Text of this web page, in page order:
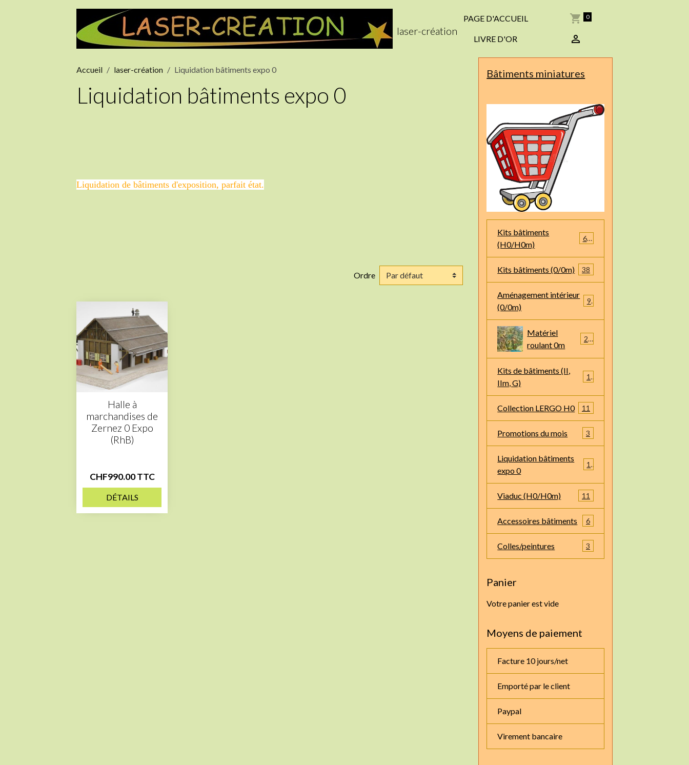
laser-création
PAGE D'ACCUEIL
LIVRE D'OR
0
Accueil laser-création Liquidation bâtiments expo 0
Liquidation bâtiments expo 0
Liquidation de bâtiments d'exposition, parfait état.
Ordre
Halle à
marchandises de
Zernez 0 Expo
(RhB)
CHF990.00TTC
DÉTAILS
Bâtiments miniatures
Kits bâtiments
(H0/H0m)
66
Kits bâtiments (0/0m) 38
Aménagement intérieur
(0/0m)
9
Matériel
roulant 0m
22
Kits de bâtiments (II,
IIm, G)
1
Collection LERGO H0 11
Promotions du mois 3
Liquidation bâtiments
expo 0
1
Viaduc (H0/H0m) 11
Accessoires bâtiments 6
Colles/peintures 3
Panier
Votre panier est vide
Moyens de paiement
Facture 10 jours/net
Emporté par le client
Paypal
Virement bancaire